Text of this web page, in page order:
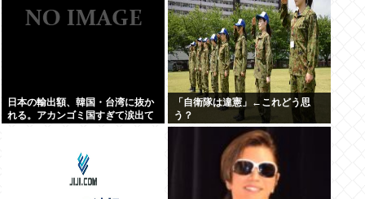
日本の輸出額、韓国・台湾に抜か
れる。アカンゴミ国すぎて涙出て
「自衛隊は違憲」←これどう思
う？